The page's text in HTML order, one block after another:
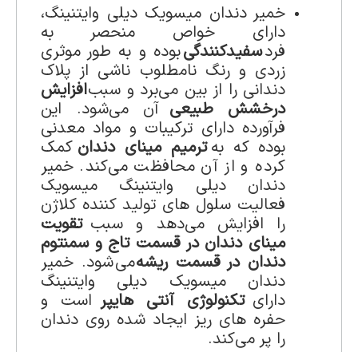
خمیر دندان میسویک دیلی وایتنینگ،
دارای خواص منحصر به
فردسفیدکنندگیبوده و به طور موثری
زردی و رنگ نامطلوب ناشی از پلاک
دندانی را از بین می‌برد و سببافزایش
درخشش طبیعی آن می‌شود. این
فرآورده دارای ترکیبات و مواد معدنی
بوده که بهترمیم مینای دندان کمک
کرده و از آن محافظت می‌کند. خمیر
دندان دیلی وایتنینگ میسویک
فعالیت سلول های تولید کننده کلاژن
را افزایش می‌دهد و سببتقویت
مینای دندان در قسمت تاج و سمنتوم
دندان در قسمت ریشهمی‌شود. خمیر
دندان میسویک دیلی وایتنینگ
دارایتکنولوژی آنتی هایپر است و
حفره های ریز ایجاد شده روی دندان
را پر می‌کند.